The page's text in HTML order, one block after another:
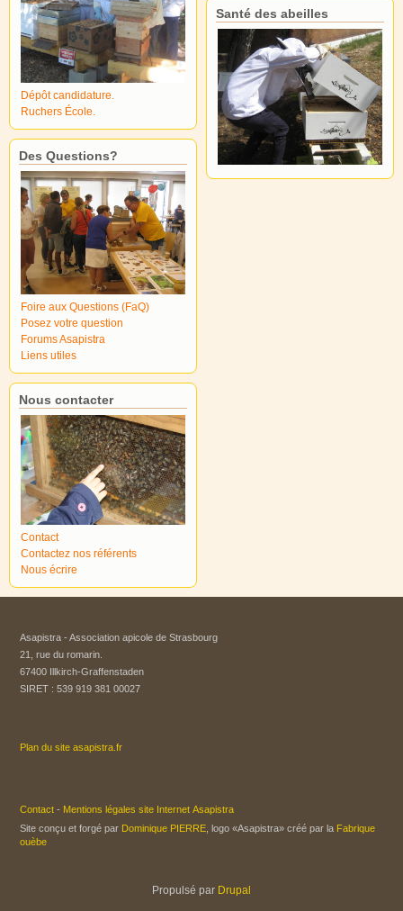
Dépôt candidature.
Ruchers École.
Des Questions?
Foire aux Questions (FaQ)
Posez votre question
Forums Asapistra
Liens utiles
Nous contacter
Contact
Contactez nos référents
Nous écrire
Santé des abeilles
Asapistra - Association apicole de Strasbourg​
21, rue du romarin.
67400 Illkirch-Graffenstaden
SIRET : 539 919 381 00027
Plan du site asapistra.fr
Contact - Mentions légales site Internet Asapistra
Site conçu et forgé par Dominique PIERRE , logo «Asapistra» créé par la Fabrique
ouèbe
Propulsé par Drupal